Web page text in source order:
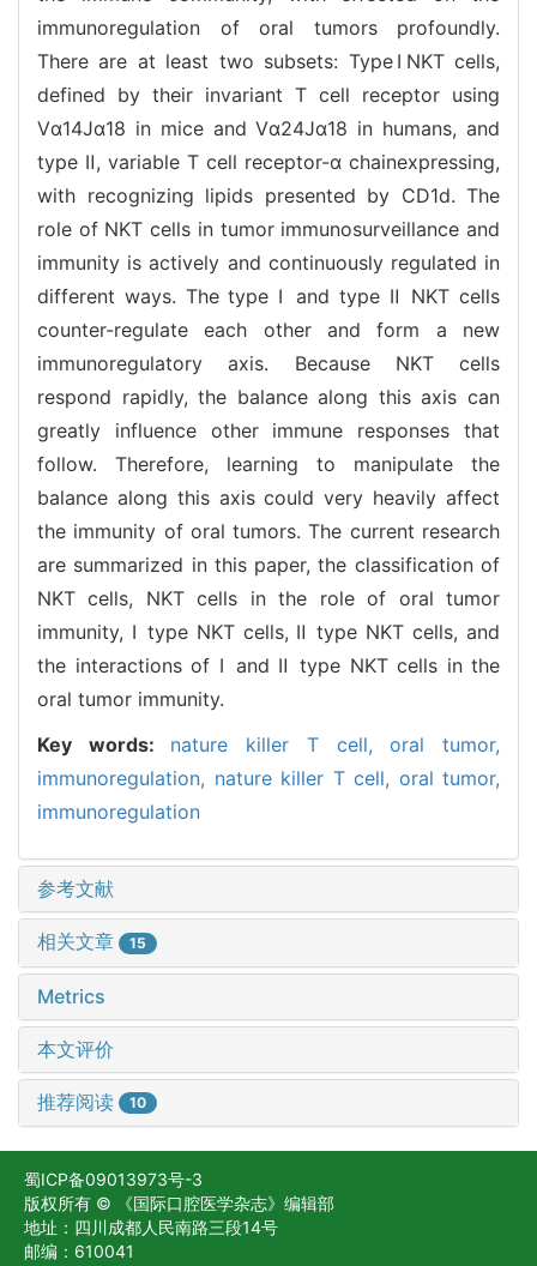
immunoregulation of oral tumors profoundly.
There are at least two subsets: TypeⅠNKT cells,
defined by their invariant T cell receptor using
Vα14Jα18 in mice and Vα24Jα18 in humans, and
type Ⅱ, variable T cell receptor-α chainexpressing,
with recognizing lipids presented by CD1d. The
role of NKT cells in tumor immunosurveillance and
immunity is actively and continuously regulated in
different ways. The type Ⅰ and type Ⅱ NKT cells
counter-regulate each other and form a new
immunoregulatory axis. Because NKT cells
respond rapidly, the balance along this axis can
greatly influence other immune responses that
follow. Therefore, learning to manipulate the
balance along this axis could very heavily affect
the immunity of oral tumors. The current research
are summarized in this paper, the classification of
NKT cells, NKT cells in the role of oral tumor
immunity, Ⅰ type NKT cells, Ⅱ type NKT cells, and
the interactions of Ⅰ and Ⅱ type NKT cells in the
oral tumor immunity.
Key words: nature killer T cell,oral tumor,
immunoregulation, nature killer T cell, oral tumor,
immunoregulation
参考文献
相关文章 15
Metrics
本文评价
推荐阅读 10
蜀ICP备09013973号-3
版权所有 © 《国际口腔医学杂志》编辑部
地址：四川成都人民南路三段14号
邮编：610041